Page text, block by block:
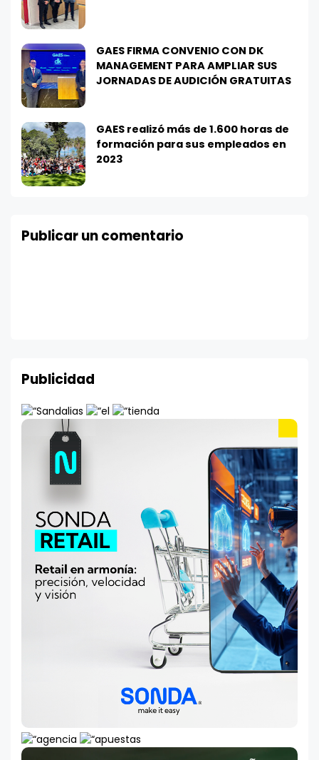
GAES FIRMA CONVENIO CON DK
MANAGEMENT PARA AMPLIAR SUS
JORNADAS DE AUDICIÓN GRATUITAS
GAES realizó más de 1.600 horas de
formación para sus empleados en
2023
Publicar un comentario
Publicidad